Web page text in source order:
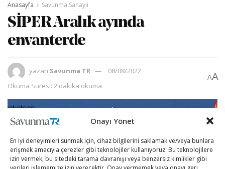
Onayı Yönet
En iyi deneyimleri sunmak için, cihaz bilgilerini saklamak ve/veya bunlara
erişmek amacıyla çerezler gibi teknolojiler kullanıyoruz. Bu teknolojilere
izin vermek, bu sitedeki tarama davranışı veya benzersiz kimlikler gibi
Anasayfa Savunma Sanayii
SİPER Aralık ayında
envanterde
yazan Savunma TR
08/08/2022
Okuma Süresi: 2 dakika okuma
AA